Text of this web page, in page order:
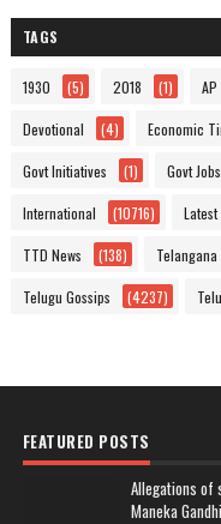
TAGS
1930 (5) 2018 (1) AP
Devotional (4) Economic
Govt Initiatives (1) Govt Jobs
International (10716) Latest
TTD News (138) Telangana
Telugu Gossips (4237)
FEATURED POSTS
Allegations of
Maneka Gandhi